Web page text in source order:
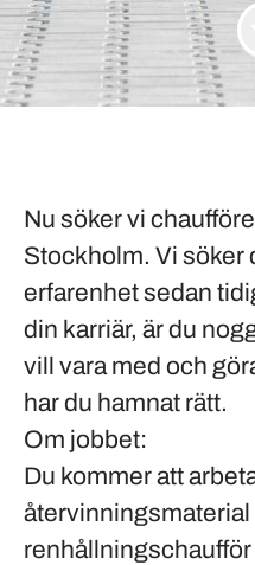
Nu söker vi
Stockholm. Vi söker
erfarenhet sedan
din karriär, är du
vill vara med och
har du hamnat rätt.
Om jobbet:
Du kommer att
återvinningsmaterial